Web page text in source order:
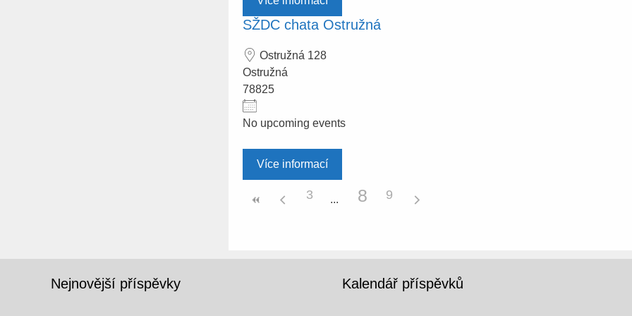
SŽDC chata Ostružná
Ostružná 128
Ostružná
78825
No upcoming events
Více informací
3 8 9
Nejnovější příspěvky Kalendář příspěvků